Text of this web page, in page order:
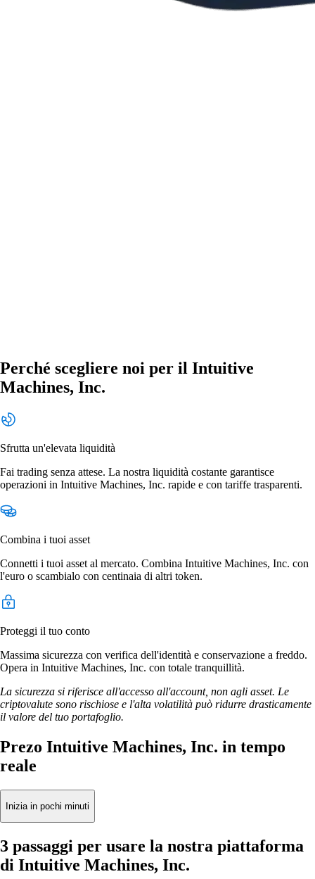
Perché scegliere noi per il Intuitive
Machines, Inc.
Sfrutta un'elevata liquidità
Fai trading senza attese. La nostra liquidità costante garantisce
operazioni in Intuitive Machines, Inc. rapide e con tariffe trasparenti.
Combina i tuoi asset
Connetti i tuoi asset al mercato. Combina Intuitive Machines, Inc. con
l'euro o scambialo con centinaia di altri token.
Proteggi il tuo conto
Massima sicurezza con verifica dell'identità e conservazione a freddo.
Opera in Intuitive Machines, Inc. con totale tranquillità.
La sicurezza si riferisce all'accesso all'account, non agli asset. Le
criptovalute sono rischiose e l'alta volatilità può ridurre drasticamente
il valore del tuo portafoglio.
Prezo Intuitive Machines, Inc. in tempo
reale
Inizia in pochi minuti
3 passaggi per usare la nostra piattaforma
di Intuitive Machines, Inc.